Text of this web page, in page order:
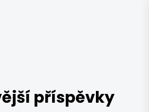
příspěvky